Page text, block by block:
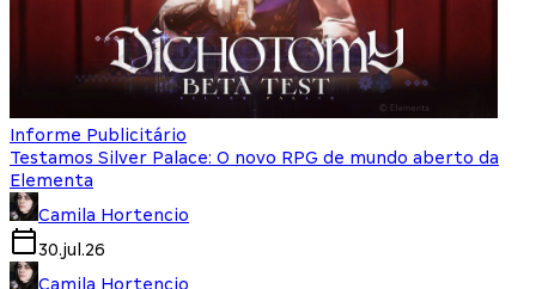
Informe Publicitário
Testamos Silver Palace: O novo RPG de mundo aberto da
Elementa
Camila Hortencio
30.jul.26
Camila Hortencio